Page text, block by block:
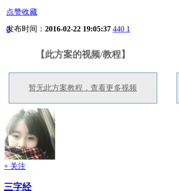
点赞收藏
0
发布时间： 2016-02-22 19:05:37 440 1
【此方案的视频/教程】
暂无此方案教程，查看更多视频
+ 关注
三字经